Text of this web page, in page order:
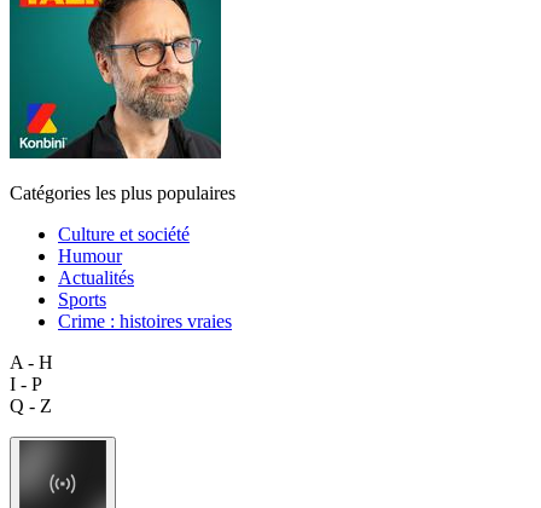
Catégories les plus populaires
Culture et société
Humour
Actualités
Sports
Crime : histoires vraies
A - H
I - P
Q - Z